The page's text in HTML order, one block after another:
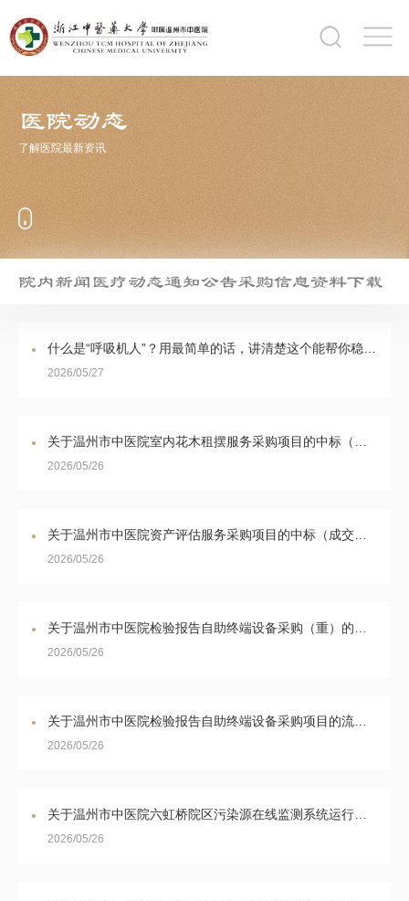
医院动态
了解医院最新资讯
院内新闻 医疗动态通知公告采购信息资料下载
2026/05/27
2026/05/26
2026/05/26
2026/05/26
2026/05/26
2026/05/26